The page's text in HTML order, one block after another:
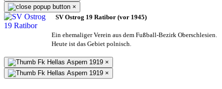
×
SV Ostrog 19 Ratibor (vor 1945)
Ein ehemaliger Verein aus dem Fußball-Bezirk Oberschlesien.
Heute ist das Gebiet polnisch.
×
×